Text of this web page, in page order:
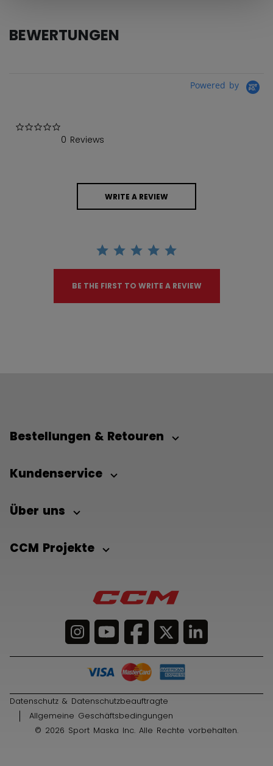
BEWERTUNGEN
Powered by
0 Reviews
WRITE A REVIEW
BE THE FIRST TO WRITE A REVIEW
Bestellungen & Retouren
Kundenservice
Über uns
CCM Projekte
© 2026 Sport Maska Inc. Alle Rechte vorbehalten.
Datenschutz & Datenschutzbeauftragte
Allgemeine Geschäftsbedingungen